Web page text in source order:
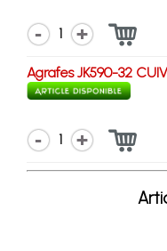
1
Agrafes JK590-32
1